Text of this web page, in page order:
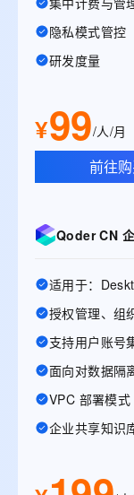
隐私模式管控
研发度量
¥99/人/月
前往
Qoder CN
授权管理、组
支持用户账号
VPC 部署模式
企业共享知识